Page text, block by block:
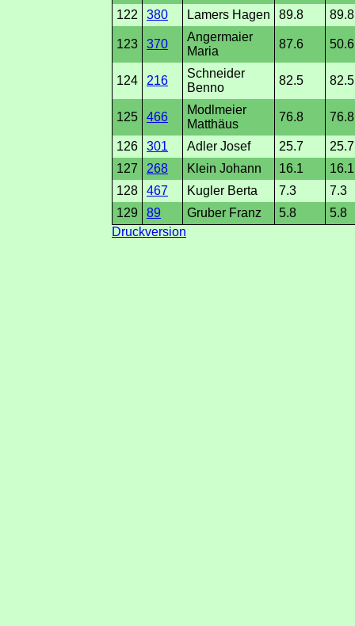
122 380 Lamers Hagen 89.8 89.8
123 370
Angermaier
Maria
87.6 50.6
124 216
Schneider
Benno
82.5 82.5
125 466
Modlmeier
Matthäus
76.8 76.8
126 301 Adler Josef 25.7
25.7
127
268 Klein Johann 16.1
16.1
128
467 Kugler Berta 7.3
7.3
129
89 Gruber Franz 5.8
5.8
Druckversion